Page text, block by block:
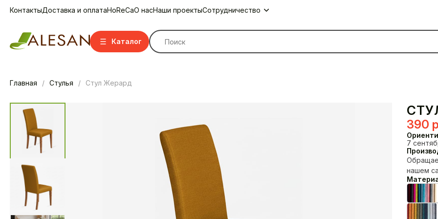
КонтактыДоставка и оплатаHoReCaО насНаши проектыСотрудничество
Каталог
Стулья Стулья барные
Главная Стулья Стул Жерард
390
7
нашем